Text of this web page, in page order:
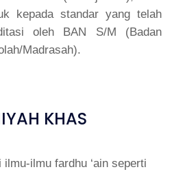
kepada standar yang telah
oleh BAN S/M (Badan
Madrasah).
KHAS
ilmu fardhu ‘ain seperti